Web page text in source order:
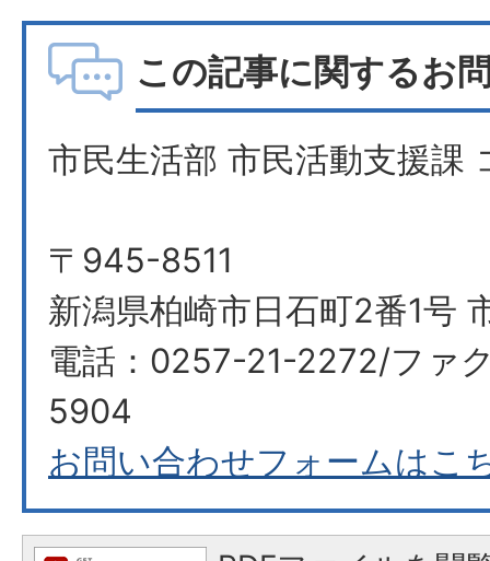
この記事に関するお
市民生活部 市民活動支援課
〒945-8511
新潟県柏崎市日石町2番1号
電話：0257-21-2272/ファ
5904
お問い合わせフォームはこ